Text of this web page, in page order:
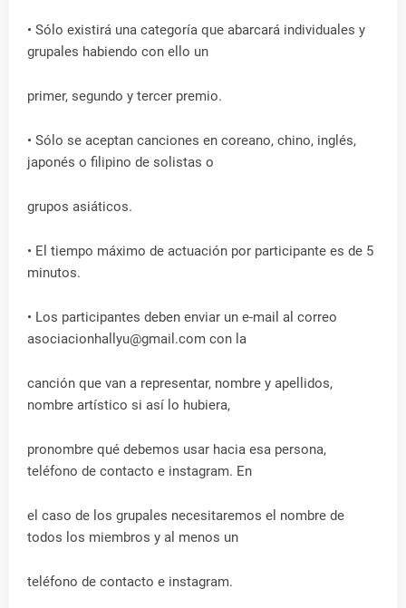
• Sólo existirá una categoría que abarcará individuales y
grupales habiendo con ello un
primer, segundo y tercer premio.
• Sólo se aceptan canciones en coreano, chino, inglés,
japonés o filipino de solistas o
grupos asiáticos.
• El tiempo máximo de actuación por participante es de 5
minutos.
• Los participantes deben enviar un e-mail al correo
asociacionhallyu@gmail.com con la
canción que van a representar, nombre y apellidos,
nombre artístico si así lo hubiera,
pronombre qué debemos usar hacia esa persona,
teléfono de contacto e instagram. En
el caso de los grupales necesitaremos el nombre de
todos los miembros y al menos un
teléfono de contacto e instagram.